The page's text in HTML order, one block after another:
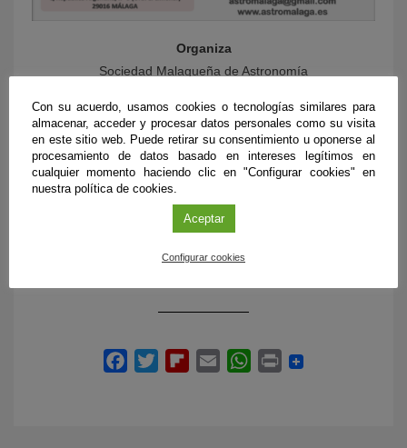
Organiza
Sociedad Malagueña de Astronomía
Colabora
Observatorio Astronómico del Torcal
Inscripción
astromalaga@gmail.com
Más información
(SMA)
Con su acuerdo, usamos cookies o tecnologías similares para
almacenar, acceder y procesar datos personales como su visita
en este sitio web. Puede retirar su consentimiento u oponerse al
procesamiento de datos basado en intereses legítimos en
cualquier momento haciendo clic en "Configurar cookies" en
nuestra política de cookies.
Aceptar
Configurar cookies